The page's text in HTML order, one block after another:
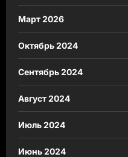
Март 2026
Октябрь 2024
Сентябрь 2024
Август 2024
Июль 2024
Июнь 2024